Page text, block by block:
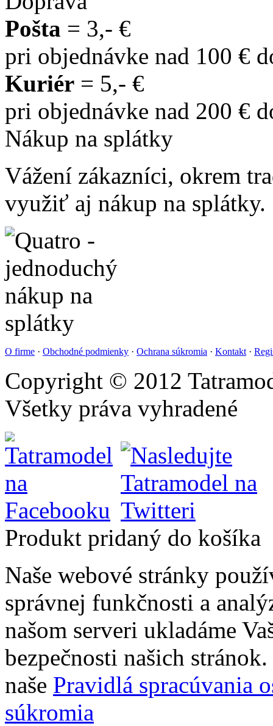
Pošta = 3,- €
pri objednávke nad 100 €
Kuriér = 5,- €
pri objednávke nad 200 €
Nákup na splátky
Vážení zákazníci, okrem
využiť aj nákup na splátky.
O firme · Obchodné podmienky · Ochrana súkromia · Kontakt ·
Copyright © 2012
Všetky práva vyhradené
Produkt pridaný do košíka
Naše webové stránky
správnej funkčnosti a
našom serveri ukladáme
bezpečnosti našich
naše Pravidlá spracúvania
súkromia